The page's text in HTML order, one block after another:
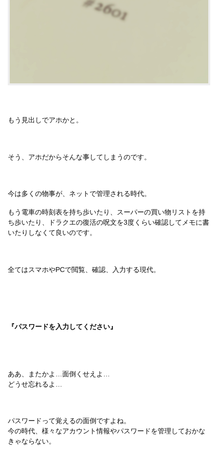
もう見出しでアホかと。
そう、アホだからそんな事してしまうのです。
今は多くの物事が、ネットで管理される時代。
もう電車の時刻表を持ち歩いたり、スーパーの買い物リストを持
ち歩いたり、ドラクエの復活の呪文を3度くらい確認してメモに書
いたりしなくて良いのです。
全てはスマホやPCで閲覧、確認、入力する現代。
『パスワードを入力してください』
ああ、またかよ…面倒くせえよ…
どうせ忘れるよ…
パスワードって覚えるの面倒ですよね。
今の時代、様々なアカウント情報やパスワードを管理しておかな
きゃならない。